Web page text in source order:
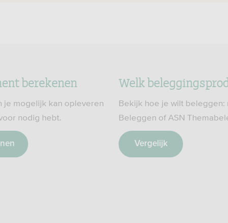
berekenen
je mogelijk kan opleveren
nodig hebt.
Welk
Bekijk hoe je wilt beleggen:
Beleggen of ASN
Vergelijk